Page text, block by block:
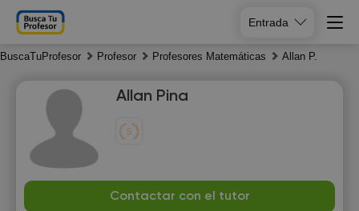
Entrada
BuscaTuProfesor Profesor Profesores Matemáticas Allan P.
Allan Pina
Contactar con el tutor
Sa
Su